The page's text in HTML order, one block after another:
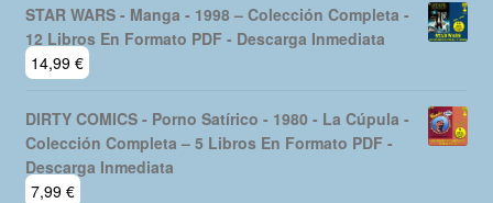
STAR WARS - Manga - 1998 – Colección Completa -
12 Libros En Formato PDF - Descarga Inmediata
14,99 €
DIRTY COMICS - Porno Satírico - 1980 - La Cúpula -
Colección Completa – 5 Libros En Formato PDF -
Descarga Inmediata
7,99 €